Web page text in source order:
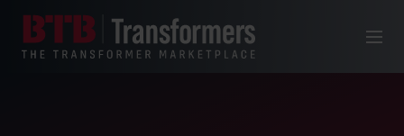
Valikko